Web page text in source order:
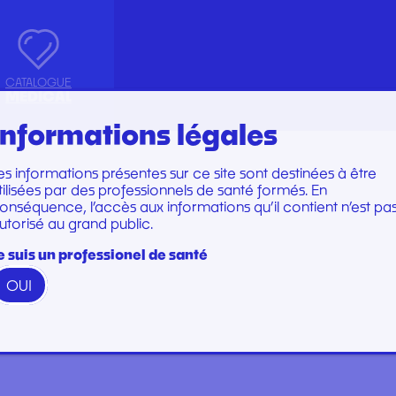
ET EMBOUT
Marques
CATALOGUE
MEDICAL
SET DE PERFUSION
SET DE SOINS
SET DE SUTURE
SOINS ET PANSEMENTS
STÉRILISATION
Marques
évènements
légales
informations présentes sur ce site sont destinées à être
par des professionnels de santé formés. En
l’accès aux informations qu’il contient n’est
au grand public.
suis un professionel de santé
OUI